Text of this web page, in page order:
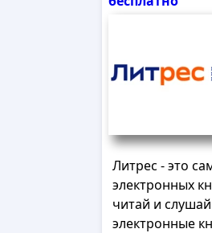
Литрес - это
электронных
читай и
электронные